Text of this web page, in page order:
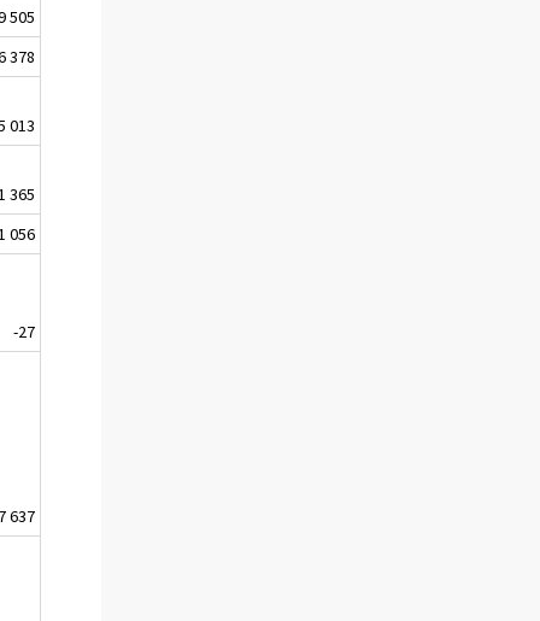
505
378
013
365
056
-27
637